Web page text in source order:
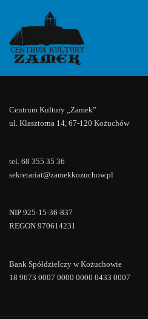
content
Festyn
plenerowy
Nie odnaleziono wydarzeń!
Centrum Kultury „Zamek”
ul. Klasztorna 14, 67-120 Kożuchów
tel. 68 355 35 36
sekretariat@zamekkozuchow.pl
NIP 925-15-36-837
REGON 970614231
Bank Spółdzielczy w Kożuchowie
18 9673 0007 0000 0000 0433 0007